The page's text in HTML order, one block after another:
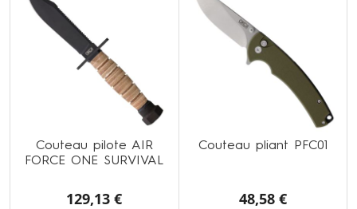
Couteau pilote AIR
FORCE ONE SURVIVAL
129,13 €
Couteau pliant PFC01
48,58 €